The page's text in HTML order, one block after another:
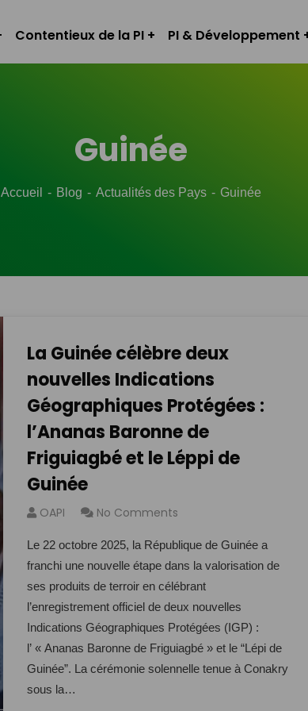
Contentieux de la PI PI & Développement
Guinée
Accueil Blog Actualités des Pays Guinée
La Guinée célèbre deux
nouvelles Indications
Géographiques Protégées :
l’Ananas Baronne de
Friguiagbé et le Léppi de
Guinée
OAPI No Comments
Le 22 octobre 2025, la République de Guinée a
franchi une nouvelle étape dans la valorisation de
ses produits de terroir en célébrant
l’enregistrement officiel de deux nouvelles
Indications Géographiques Protégées (IGP) :
l’ « Ananas Baronne de Friguiagbé » et le “Lépi de
Guinée”. La cérémonie solennelle tenue à Conakry
sous la…